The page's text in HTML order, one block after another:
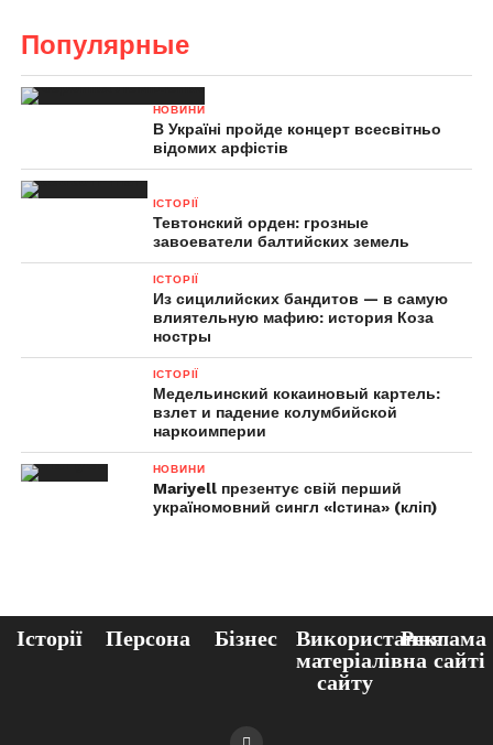
Популярные
НОВИНИ
В Україні пройде концерт всесвітньо
відомих арфістів
ІСТОРІЇ
Тевтонский орден: грозные
завоеватели балтийских земель
ІСТОРІЇ
Из сицилийских бандитов — в самую
влиятельную мафию: история Коза
ностры
ІСТОРІЇ
Медельинский кокаиновый картель:
взлет и падение колумбийской
наркоимперии
НОВИНИ
Mariyell презентує свій перший
україномовний сингл «Істина» (кліп)
Історії Персона Бізнес
Використання
матеріалів
сайту
Реклама
на сайті